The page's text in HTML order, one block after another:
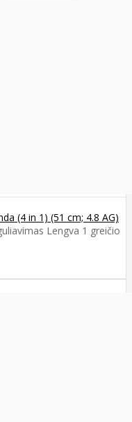
(4 in 1) (51 cm; 4.8 AG)
Lengva 1 greičio